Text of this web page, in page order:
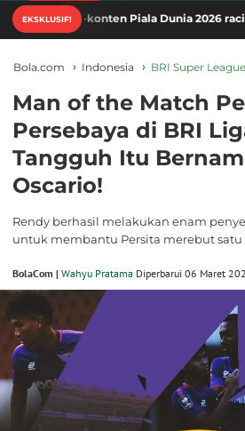
EKSKLUSIF!
Piala Dunia 2026 racikan khas
Bola.com Indonesia BRI Super League
Man of the Match
Persebaya di BRI
Tangguh Itu
Oscario!
Rendy berhasil melakukan enam
untuk membantu Persita merebut satu
BolaCom | Wahyu Pratama Diperbarui 06 Maret